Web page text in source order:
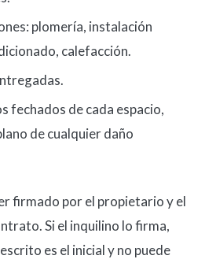
plomería, instalación
calefacción.
fechados de cada espacio,
de cualquier daño
firmado por el propietario y el
Si el inquilino lo firma,
es el inicial y no puede